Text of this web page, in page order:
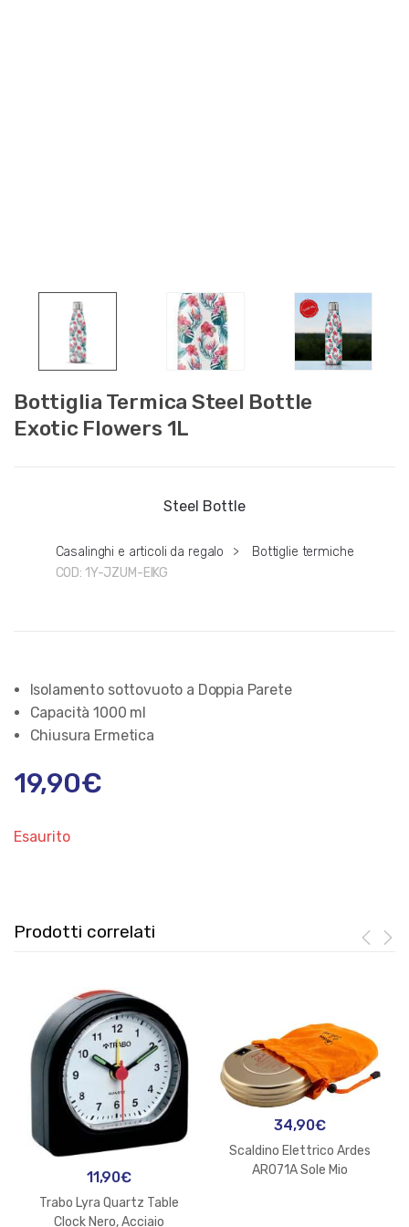
Bottiglia Termica Steel Bottle
Exotic Flowers 1L
Steel Bottle
Casalinghi e articoli da regalo >
Bottiglie termiche
COD: 1Y-JZUM-EIKG
Isolamento sottovuoto a Doppia Parete
Capacità 1000 ml
Chiusura Ermetica
19,90€
Esaurito
Prodotti correlati
11,90€
Trabo Lyra Quartz Table
Clock Nero, Acciaio
34,90€
Scaldino Elettrico Ardes
AR071A Sole Mio